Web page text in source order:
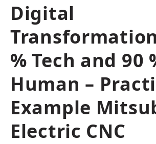
Digital
% Tech and 90
Human –
Example
Electric CNC